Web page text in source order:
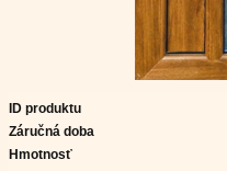
ID produktu
Záručná doba
Hmotnosť